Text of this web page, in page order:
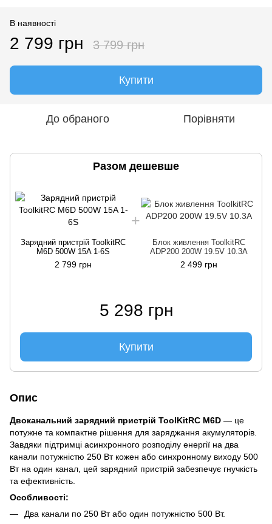
В наявності
2 799 грн 3 799 грн
Купити
До обраного Порівняти
Разом дешевше
Зарядний пристрій ToolkitRC
M6D 500W 15A 1-6S
2 799 грн
Блок живлення ToolkitRC
ADP200 200W 19.5V 10.3A
2 499 грн
5 298 грн
Купити
Опис
Двоканальний зарядний пристрій ToolKitRC M6D — це
потужне та компактне рішення для заряджання акумуляторів.
Завдяки підтримці асинхронного розподілу енергії на два
канали потужністю 250 Вт кожен або синхронному виходу 500
Вт на один канал, цей зарядний пристрій забезпечує гнучкість
та ефективність.
Особливості:
Два канали по 250 Вт або один потужністю 500 Вт.